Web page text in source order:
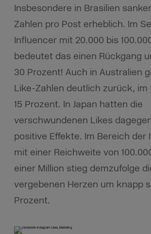
Insbesondere in Brasilien
Zahlen pro Post erheblich. Im
Influencer mit 20.000 bis
bedeutet das einen Rückgang
30 Prozent! Auch in Australien
Like-Zahlen deutlich zurück, im
15 Prozent. In Japan hatten die
verschwundenen Likes
positive Effekte. Im Bereich der
mit einer Reichweite von
einer Million stieg demzufolge
vergebenen Herzen um knapp
Prozent.